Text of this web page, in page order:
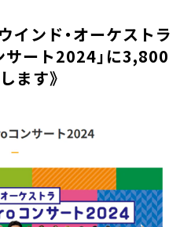
インド・オーケストラ
ート2024」に3,800
ます》